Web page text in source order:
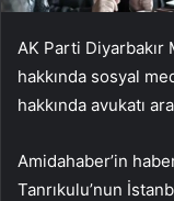
AK Parti
hakkında sosyal
hakkında avukatı
Amidahaber’in
Tanrıkulu’nun